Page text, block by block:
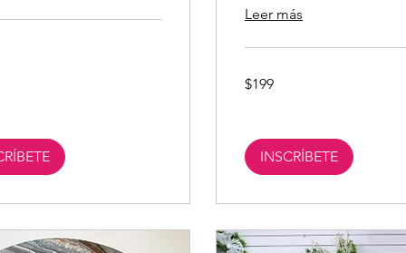
Leer más
pesos
$199
INSCRÍBETE